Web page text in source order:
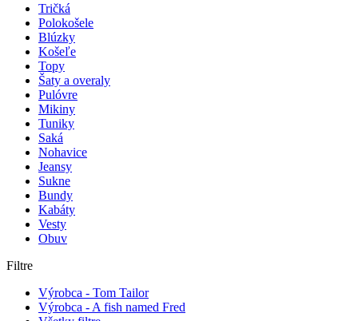
Tričká
Polokošele
Blúzky
Košeľe
Topy
Šaty a overaly
Pulóvre
Mikiny
Tuniky
Saká
Nohavice
Jeansy
Sukne
Bundy
Kabáty
Vesty
Obuv
Filtre
Výrobca - Tom Tailor
Výrobca - A fish named Fred